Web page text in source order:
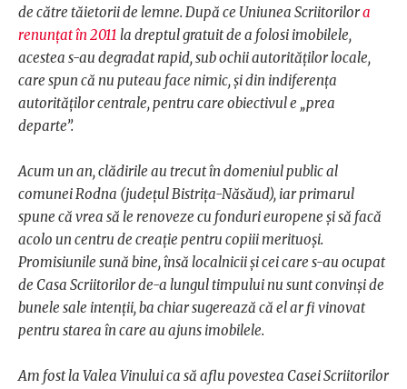
de către tăietorii de lemne. După ce Uniunea Scriitorilora
renunțat în 2011 la dreptul gratuit de a folosi imobilele,
acestea s-au degradat rapid, sub ochii autorităților locale,
care spun că nu puteau face nimic, și din indiferența
autorităților centrale, pentru care obiectivul e „prea
departe”.
Acum un an, clădirile au trecut în domeniul public al
comunei Rodna (județul Bistrița-Năsăud), iar primarul
spune că vrea să le renoveze cu fonduri europene și să facă
acolo un centru de creație pentru copiii merituoși.
Promisiunile sună bine, însă localnicii și cei care s-au ocupat
de Casa Scriitorilor de-a lungul timpului nu sunt convinși de
bunele sale intenții, ba chiar sugerează că el ar fi vinovat
pentru starea în care au ajuns imobilele.
Am fost la Valea Vinului ca să aflu povestea Casei Scriitorilor